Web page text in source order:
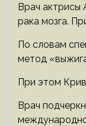
Врач актрисы
рака мозга.
По словам
метод
При этом
Врач